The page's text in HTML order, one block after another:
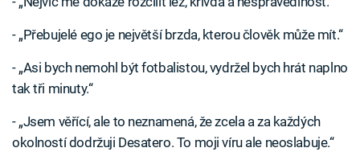
- „Přebujelé ego je největší brzda, kterou člověk může mít.“
- „Asi bych nemohl být fotbalistou, vydržel bych hrát naplno
tak tři minuty.“
- „Jsem věřící, ale to neznamená, že zcela a za každých
okolností dodržuji Desatero. To moji víru ale neoslabuje.“